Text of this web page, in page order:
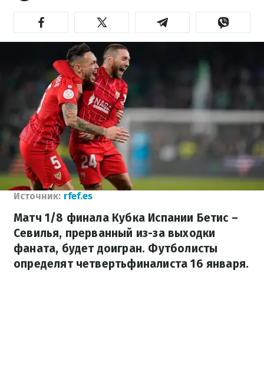
Источник: rfef.es
Матч 1/8 финала Кубка Испании Бетис –
Севилья, прерванный из-за выходки
фаната, будет доигран. Футболисты
определят четвертьфиналиста 16 января.